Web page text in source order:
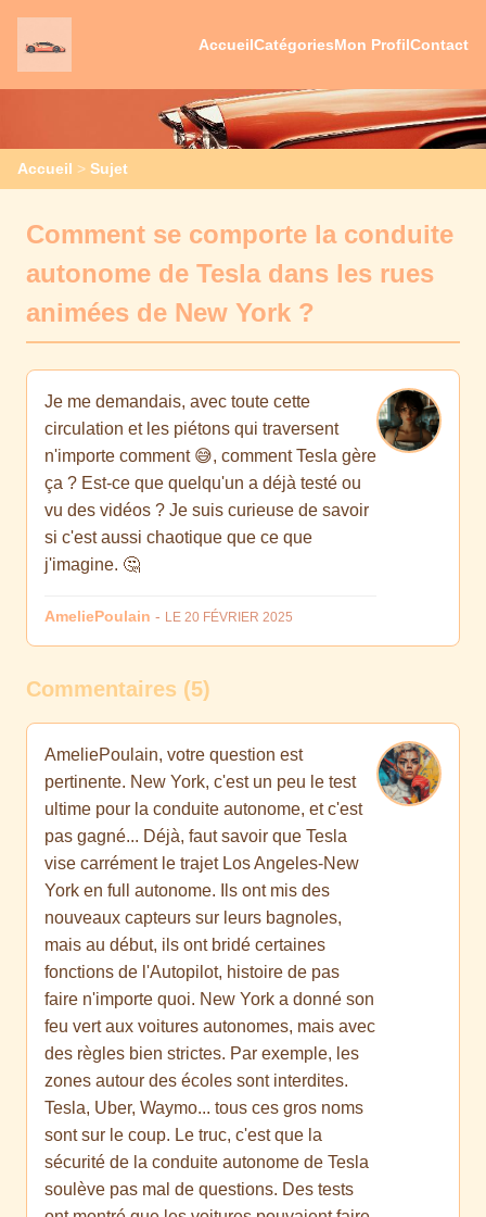
AccueilCatégoriesMon ProfilContact
Accueil > Sujet
Comment se comporte la conduite
autonome de Tesla dans les rues
animées de New York ?
Je me demandais, avec toute cette
circulation et les piétons qui traversent
n'importe comment 😅, comment Tesla gère
ça ? Est-ce que quelqu'un a déjà testé ou
vu des vidéos ? Je suis curieuse de savoir
si c'est aussi chaotique que ce que
j'imagine. 🤔
AmeliePoulain - LE 20 FÉVRIER 2025
Commentaires (5)
AmeliePoulain, votre question est
pertinente. New York, c'est un peu le test
ultime pour la conduite autonome, et c'est
pas gagné... Déjà, faut savoir que Tesla
vise carrément le trajet Los Angeles-New
York en full autonome. Ils ont mis des
nouveaux capteurs sur leurs bagnoles,
mais au début, ils ont bridé certaines
fonctions de l'Autopilot, histoire de pas
faire n'importe quoi. New York a donné son
feu vert aux voitures autonomes, mais avec
des règles bien strictes. Par exemple, les
zones autour des écoles sont interdites.
Tesla, Uber, Waymo... tous ces gros noms
sont sur le coup. Le truc, c'est que la
sécurité de la conduite autonome de Tesla
soulève pas mal de questions. Des tests